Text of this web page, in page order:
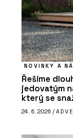
NOVINKY A
Řešíme
jedovatým
který se
24. 6. 2026 /